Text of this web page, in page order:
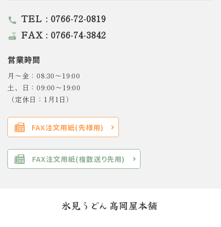
call TEL : 0766-72-0819
router FAX : 0766-74-3842
営業時間
月～金：08:30～19:00
土、日：09:00～19:00
（定休日：1月1日）
FAX注文用紙(先様用)
FAX注文用紙(複数送り先用)